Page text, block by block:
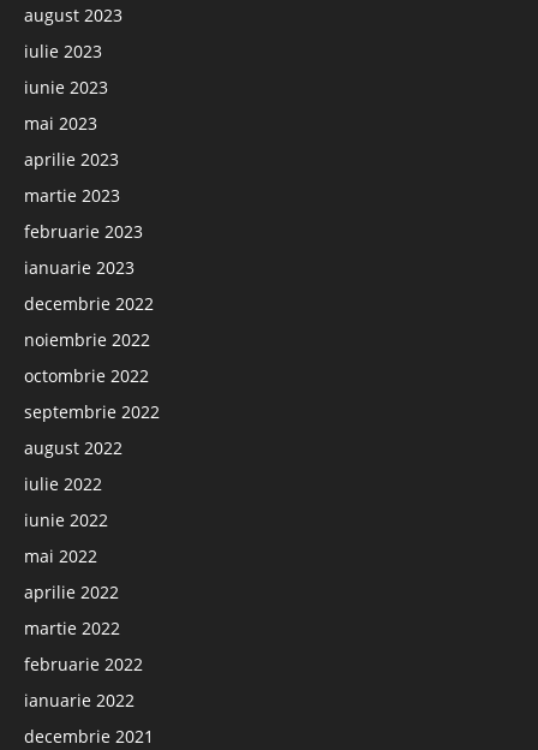
august 2023
iulie 2023
iunie 2023
mai 2023
aprilie 2023
martie 2023
februarie 2023
ianuarie 2023
decembrie 2022
noiembrie 2022
octombrie 2022
septembrie 2022
august 2022
iulie 2022
iunie 2022
mai 2022
aprilie 2022
martie 2022
februarie 2022
ianuarie 2022
decembrie 2021